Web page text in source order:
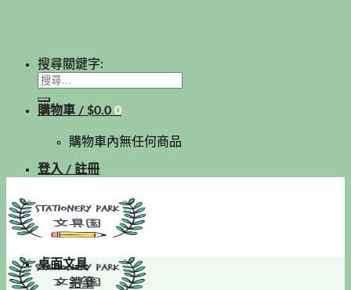
搜尋關鍵字:
購物車 / $0.0 0
購物車內無任何商品
登入 / 註冊
桌面文具
鉛筆